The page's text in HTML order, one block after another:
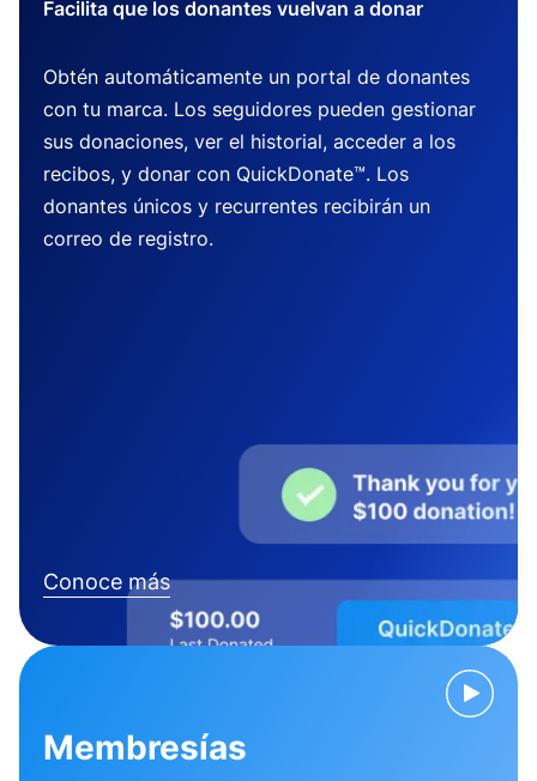
Facilita que los donantes vuelvan a donar
Obtén automáticamente un portal de donantes
con tu marca. Los seguidores pueden gestionar
sus donaciones, ver el historial, acceder a los
recibos, y donar con QuickDonate™. Los
donantes únicos y recurrentes recibirán un
correo de registro.
Conoce más
Membresías